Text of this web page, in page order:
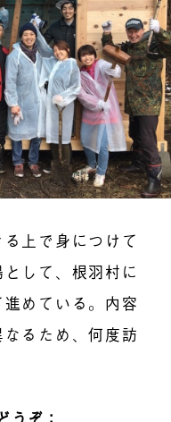
る上で身につけて
して、根羽村に
めている。内容
るため、何度訪